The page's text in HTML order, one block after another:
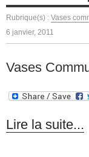
Rubrique(s) : Vases
6 janvier, 2011
Vases
Lire la suite...